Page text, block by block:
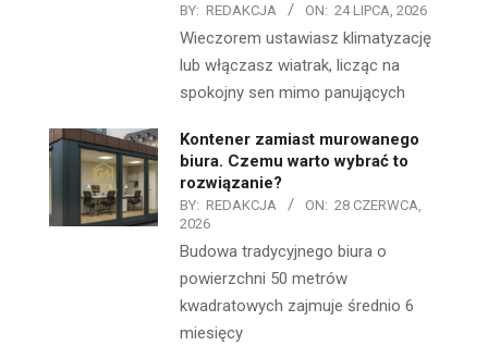
BY: REDAKCJA ON: 24 LIPCA, 2026
Wieczorem ustawiasz klimatyzację
lub włączasz wiatrak, licząc na
spokojny sen mimo panujących
Kontener zamiast murowanego
biura. Czemu warto wybrać to
rozwiązanie?
BY: REDAKCJA ON: 28 CZERWCA,
2026
Budowa tradycyjnego biura o
powierzchni 50 metrów
kwadratowych zajmuje średnio 6
miesięcy